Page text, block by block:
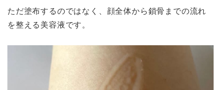
ただ塗布するのではなく、顔全体から鎖骨までの流れ
を整える美容液です。